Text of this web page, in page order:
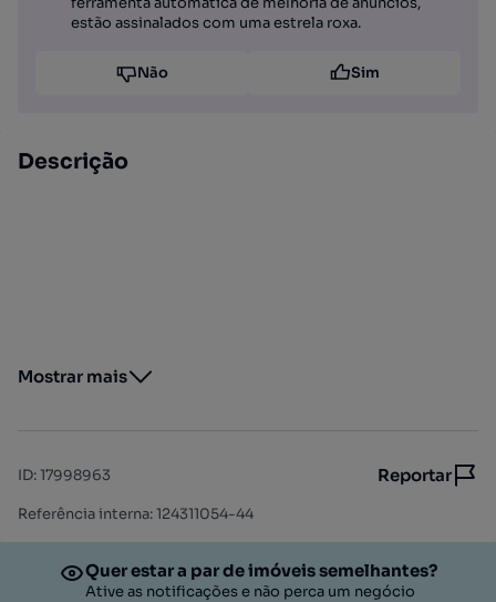
estão assinalados com uma estrela roxa.
Não Sim
Descrição
Mostrar mais
ID:17998963 Reportar
Referência interna: 124311054-44
Quer estar a par de imóveis semelhantes?
Ative as notificações e não perca um negócio